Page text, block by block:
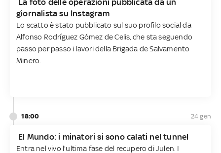
giornalista su Instagram
Lo scatto è stato pubblicato sul suo profilo social da
Alfonso Rodríguez Gómez de Celis, che sta seguendo
passo per passo i lavori della Brigada de Salvamento
Minero.
18:00 24 gen
El Mundo: i minatori si sono calati nel tunnel
Entra nel vivo l'ultima fase del recupero di Julen. I